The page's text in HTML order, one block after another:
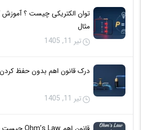
مثال
تیر 11, 1405
درک قانون اهم بدون حفظ
تیر 11, 1405